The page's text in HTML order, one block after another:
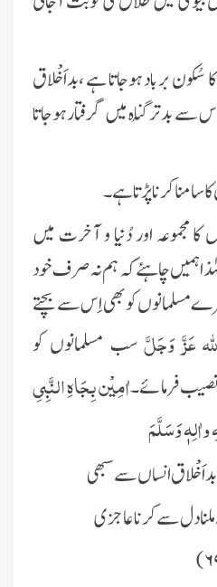
برباد ہوجاتا ہے ،بداَخْلاق
سے بدتر گُناہ میں گرفتار ہوجاتا
سامنا کرنا پڑتا ہے۔
کا مجموعہ اور دُنیا و آخرت میں
ہمیں چاہئے کہ ہم نہ صرف خود
مسلمانوں کو بھی اِس سے بچتے
عَزَّ وَجَلَّسب مسلمانوں کو
فرمائے ۔اٰمِیْن بِجَاہِ النَّبِیِ
واٰلِہٖ وَسَلَّمَ
اَخْلاق انساں سے سبھی
دل سے کرنا عاجزی